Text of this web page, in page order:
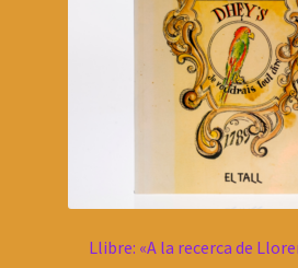
Llibre: «A la recerca de